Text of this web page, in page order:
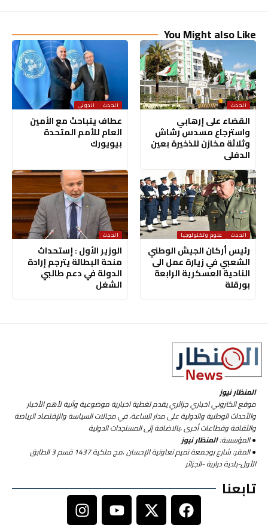
You Might also Like
الحدث
القضاء على إرهابي
واسترجاع مسدس رشاش
وثلاثة مخازن للذخيرة بعين
الدفلى
الحدث الدولي
عطاف يتباحث مع الأمين
العام للأمم المتحدة
بيويورك
الحدث علوم وتكنولوجيا
رئيس أركان الجيش الوطني
الشعبي في زيارة عمل الى
الناحية العسكرية الرابعة
بورقلة
الحدث
الوزير الأول : إستحداث
منحة البطالة يترجم إرادة
الدولة في دعم طالبي
الشغل
المنظار نيوز
موقع الكتروني اخباري جزائري يقدم تغطية اخبارية موضوعية وآنية لأهم الأخبار
والأحداث الوطنية والدولية على مدار الساعة، في مجالات السياسة والإقتصاد الرياضة
والثقافة وقطاعات أخرى ،بالاضافة إلى المستجدات الدولية
● المؤسسة:المنظار نيوز
● المقر: شارع بوجمعة تميم تعاونية الإحسان ،مج ملكية 1437 قسم 3 الطابق
الأول-بلدية درارية -الجزائر
تابعنا